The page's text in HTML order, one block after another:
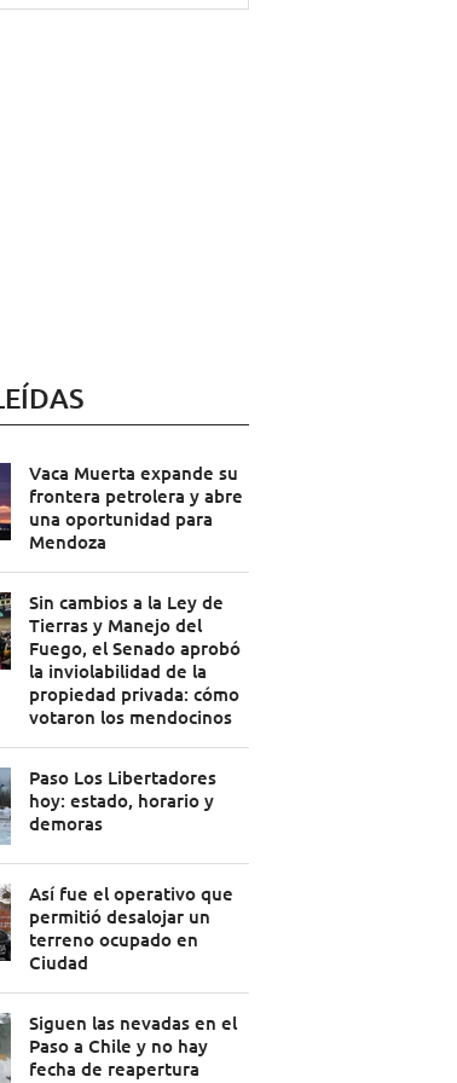
Vaca Muerta expande su
frontera petrolera y abre
una oportunidad para
Mendoza
Sin cambios a la Ley de
Tierras y Manejo del
Fuego, el Senado aprobó
la inviolabilidad de la
propiedad privada: cómo
votaron los mendocinos
Paso Los Libertadores
hoy: estado, horario y
demoras
Así fue el operativo que
permitió desalojar un
terreno ocupado en
Ciudad
Siguen las nevadas en el
Paso a Chile y no hay
fecha de reapertura